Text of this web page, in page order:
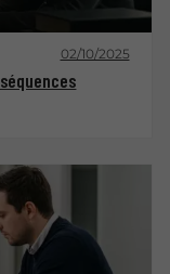
02/10/2025